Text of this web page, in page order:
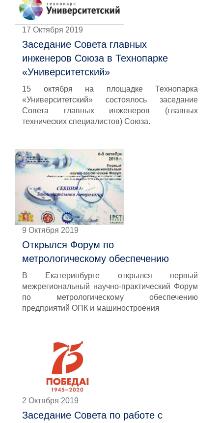
17 Октября 2019
Заседание Совета главных
инженеров Союза в Технопарке
«Университетский»
15 октября на площадке Технопарка
«Университетский» состоялось заседание
Совета главных инженеров (главных
технических специалистов) Союза.
9 Октября 2019
Открылся Форум по
метрологическому обеспечению
В Екатеринбурге открылся первый
межрегиональный научно-практический Форум
по метрологическому обеспечению
предприятий ОПК и машиностроения
2 Октября 2019
Заседание Совета по работе с